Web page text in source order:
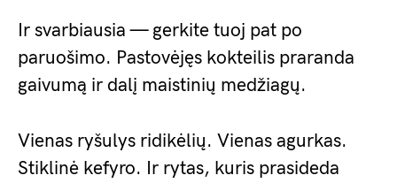
Ir svarbiausia — gerkite tuoj pat po
paruošimo. Pastovėjęs kokteilis praranda
gaivumą ir dalį maistinių medžiagų.
Vienas ryšulys ridikėlių. Vienas agurkas.
Stiklinė kefyro. Ir rytas, kuris prasideda